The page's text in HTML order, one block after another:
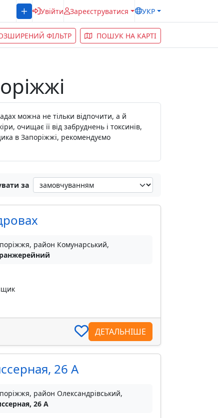
Увійти Зареєструватися УКР
ФІЛЬТР ПОШУК НА КАРТІ
можна не тільки відпочити, а й
очищає її від забруднень і токсинів,
в Запоріжжі, рекомендуємо
за
район Комунарський,
ДЕТАЛЬНІШЕ
26 А
район Олександрівський,
26 А